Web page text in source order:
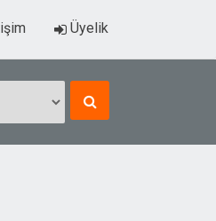
Üyelik